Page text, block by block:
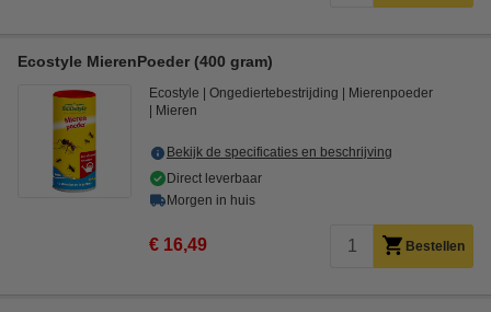
Ecostyle MierenPoeder (400 gram)
Ecostyle Ongediertebestrijding
Mierenpoeder
Mieren
Bekijk de specificaties en beschrijving
Direct leverbaar
Morgen in huis
€ 16,49 Bestellen